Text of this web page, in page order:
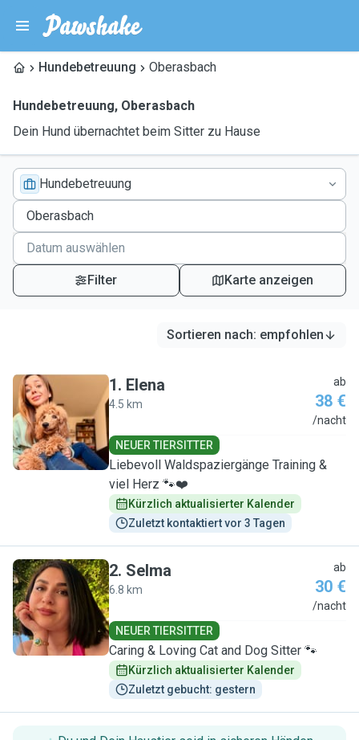
Hundebetreuung Oberasbach
Hundebetreuung, Oberasbach
Dein Hund übernachtet beim Sitter zu Hause
Hundebetreuung
Filter Karte anzeigen
Sortieren nach: empfohlen
E
1. Elena
4.5 km
ab
38 €
/nacht
NEUER TIERSITTER
Liebevoll Waldspaziergänge Training &
viel Herz 🐾❤️
Kürzlich aktualisierter Kalender
Zuletzt kontaktiert vor 3 Tagen
S
2. Selma
6.8 km
ab
30 €
/nacht
NEUER TIERSITTER
Caring & Loving Cat and Dog Sitter 🐾
Kürzlich aktualisierter Kalender
Zuletzt gebucht: gestern